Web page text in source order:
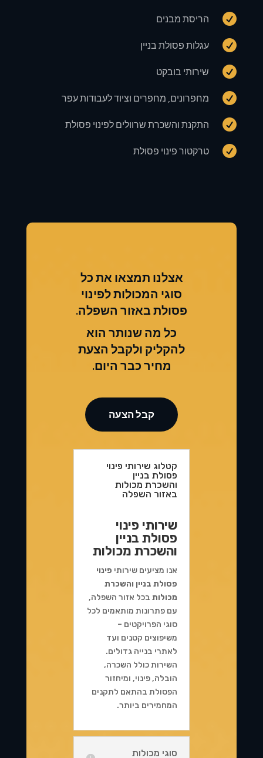
 הריסת מבנים
 עגלות פסולת בניין
 שירותי בובקט
 מחפרונים, מחפרים וציוד לעבודות עפר
 התקנת והשכרת שרוולים לפינוי פסולת
 טרקטור פינוי פסולת
אצלנו תמצאו את כל
סוגי המכולות לפינוי
פסולת באזור השפלה.
כל מה שנותר הוא
להקליק ולקבל הצעת
מחיר כבר היום.
קבל הצעה
קטלוג שירותי פינוי
פסולת בניין
והשכרת מכולות
באזור השפלה
שירותי פינוי
פסולת בניין
והשכרת מכולות
אנו מציעים שירותי פינוי
פסולת בניין והשכרת
מכולותבכל אזור השפלה,
עם פתרונות מותאמים לכל
סוגי הפרויקטים –
משיפוצים קטנים ועד
לאתרי בנייה גדולים.
השירות כולל השכרה,
הובלה, פינוי, ומיחזור
הפסולת בהתאם לתקנים
המחמירים ביותר.
סוגי מכולות